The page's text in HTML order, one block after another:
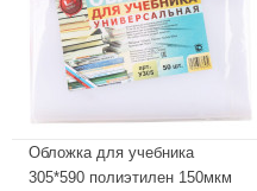
Обложка для учебника
305*590 полиэтилен 150мкм